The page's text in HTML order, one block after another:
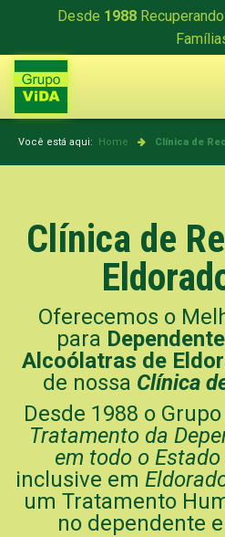
Desde 1988
Você está aqui: Home Clínica de
Clínica de
Oferecemos o
para
Alcoólatras de
de nossa Clínica
Desde 1988 o
Tratamento da
em todo o
inclusive em
um Tratamento
no dependente